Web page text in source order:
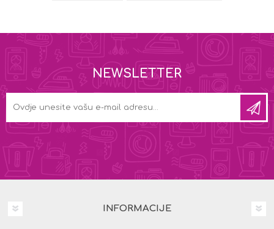
NEWSLETTER
INFORMACIJE